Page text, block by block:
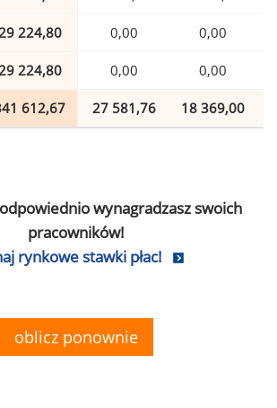
224,80 0,00 0,00
224,80 0,00 0,00
612,67 27 581,76 18 369,00
wynagradzasz swoich
pracowników!
rynkowe stawki płac!
oblicz ponownie